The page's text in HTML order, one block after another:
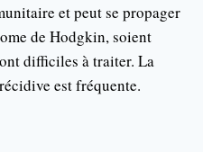
et peut se propager
de Hodgkin, soient
difficiles à traiter. La
est fréquente.